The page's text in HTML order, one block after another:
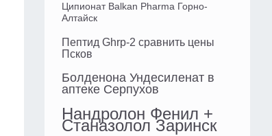
Ципионат Balkan Pharma Горно-
Алтайск
Пептид Ghrp-2 сравнить цены
Псков
Болденона Ундесиленат в
аптеке Серпухов
Нандролон Фенил +
Станазолол Заринск